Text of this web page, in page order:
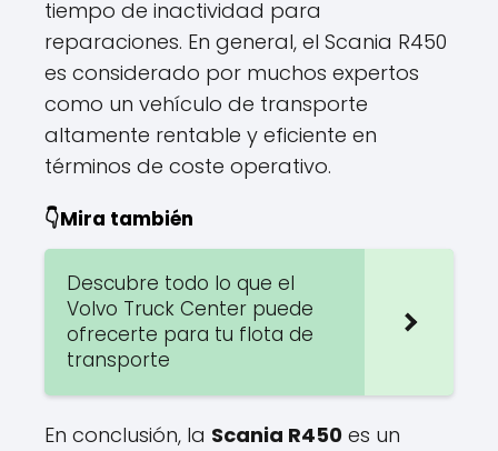
tiempo de inactividad para
reparaciones. En general, el Scania R450
es considerado por muchos expertos
como un vehículo de transporte
altamente rentable y eficiente en
términos de coste operativo.
👇Mira también
Descubre todo lo que el
Volvo Truck Center puede
ofrecerte para tu flota de
transporte
En conclusión, la Scania R450 es un